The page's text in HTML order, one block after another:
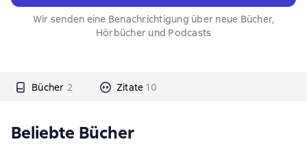
Wir senden eine Benachrichtigung über neue Bücher,
Hörbücher und Podcasts
Bücher 2 Zitate 10
Beliebte Bücher